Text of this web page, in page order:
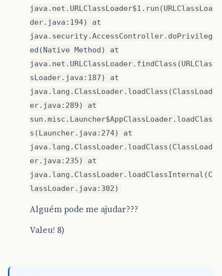
java.net.URLClassLoader$1.run(URLClassLoa
der.java:194) at
java.security.AccessController.doPrivileg
ed(Native Method) at
java.net.URLClassLoader.findClass(URLClas
sLoader.java:187) at
java.lang.ClassLoader.loadClass(ClassLoad
er.java:289) at
sun.misc.Launcher$AppClassLoader.loadClas
s(Launcher.java:274) at
java.lang.ClassLoader.loadClass(ClassLoad
er.java:235) at
java.lang.ClassLoader.loadClassInternal(C
lassLoader.java:302)
Alguém pode me ajudar???
Valeu! 8)